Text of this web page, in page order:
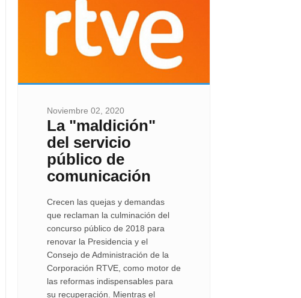
Noviembre 02, 2020
La "maldición"
del servicio
público de
comunicación
Crecen las quejas y demandas
que reclaman la culminación del
concurso público de 2018 para
renovar la Presidencia y el
Consejo de Administración de la
Corporación RTVE, como motor de
las reformas indispensables para
su recuperación. Mientras el